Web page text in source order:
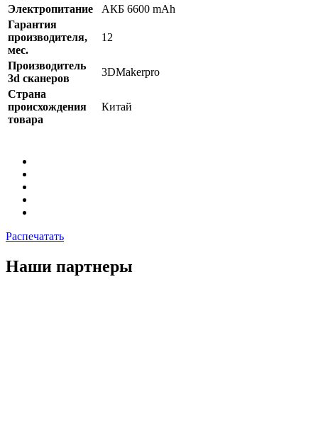
Электропитание
АКБ 6600 mAh
Гарантия
производителя,
мес.
12
Производитель
3d сканеров
3DMakerpro
Страна
происхождения
товара
Китай
Распечатать
Наши партнеры